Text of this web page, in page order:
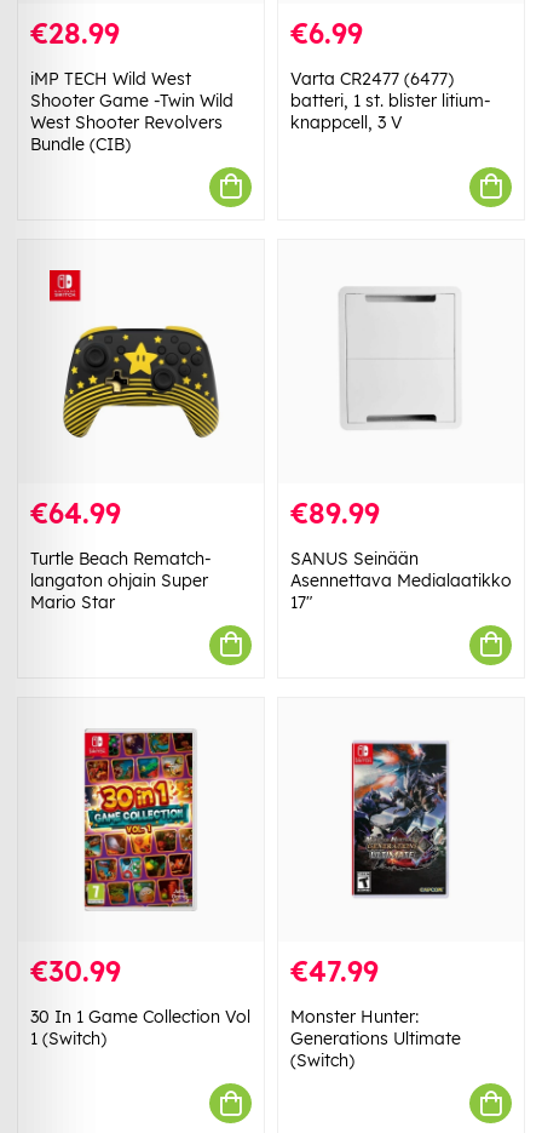
€28.99
iMP TECH Wild West
Shooter Game -Twin Wild
West Shooter Revolvers
Bundle (CIB)
€6.99
Varta CR2477 (6477)
batteri, 1 st. blister litium-
knappcell, 3 V
€64.99
Turtle Beach Rematch-
langaton ohjain Super
Mario Star
€89.99
SANUS Seinään
Asennettava Medialaatikko
17"
€30.99
30 In 1 Game Collection Vol
1 (Switch)
€47.99
Monster Hunter:
Generations Ultimate
(Switch)